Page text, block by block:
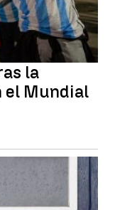
la
el Mundial